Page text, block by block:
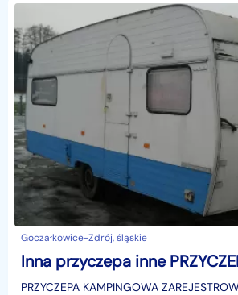
Goczałkowice-Zdrój, śląskie
PRZYCZEPA KAMPINGOWA